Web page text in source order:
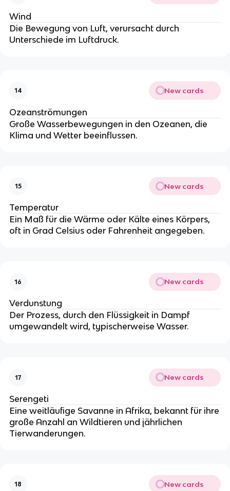
Wind
Die Bewegung von Luft, verursacht durch
Unterschiede im Luftdruck.
14 New cards
Ozeanströmungen
Große Wasserbewegungen in den Ozeanen, die
Klima und Wetter beeinflussen.
15 New cards
Temperatur
Ein Maß für die Wärme oder Kälte eines Körpers,
oft in Grad Celsius oder Fahrenheit angegeben.
16 New cards
Verdunstung
Der Prozess, durch den Flüssigkeit in Dampf
umgewandelt wird, typischerweise Wasser.
17 New cards
Serengeti
Eine weitläufige Savanne in Afrika, bekannt für ihre
große Anzahl an Wildtieren und jährlichen
Tierwanderungen.
18 New cards